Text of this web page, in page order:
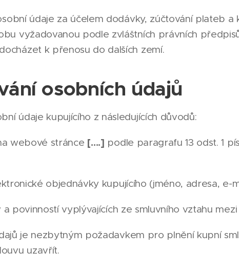
údaje za účelem dodávky, zúčtování plateb a
vyžadovanou podle zvláštních právních
k přenosu do dalších zemí.
osobních údajů
údaje kupujícího z následujících důvodů:
webové stránce [….] podle paragrafu 13 odst. 1
objednávky kupujícího (jméno, adresa, e-
povinností vyplývajících ze smluvního vztahu
je nezbytným požadavkem pro plnění kupní
uzavřít.